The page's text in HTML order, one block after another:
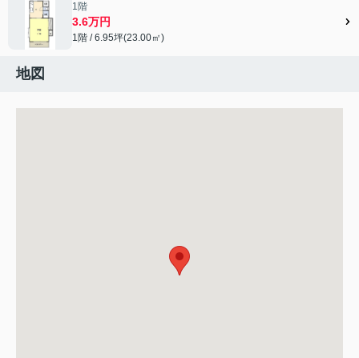
1階
3.6万円
1階 / 6.95坪(23.00㎡)
地図